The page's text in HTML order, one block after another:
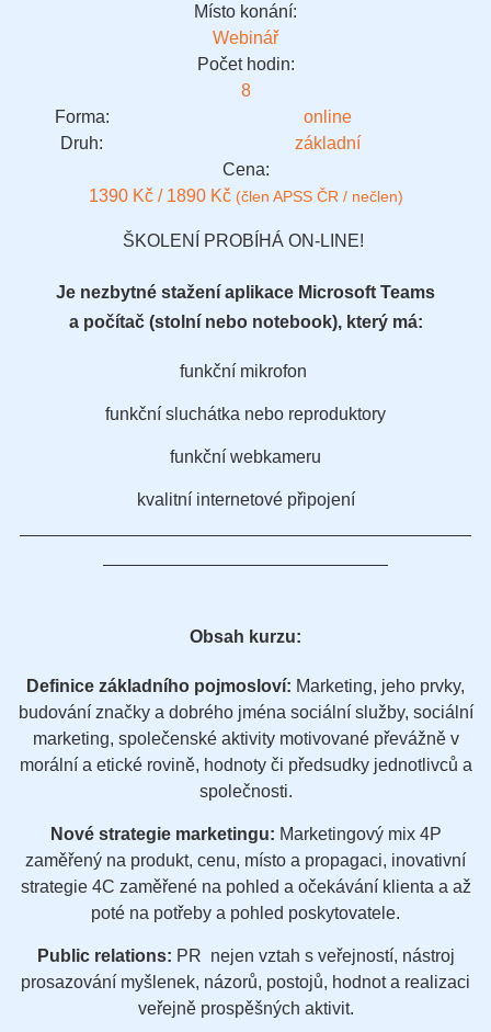
Místo konání:
Webinář
Počet hodin:
8
Forma:
online
Druh:
základní
Cena:
1390 Kč / 1890 Kč (člen APSS ČR / nečlen)
ŠKOLENÍ PROBÍHÁ ON-LINE!
Je nezbytné stažení aplikace Microsoft Teams
a počítač (stolní nebo notebook), který má:
funkční mikrofon
funkční sluchátka nebo reproduktory
funkční webkameru
kvalitní internetové připojení
Obsah kurzu:
Definice základního pojmosloví: Marketing, jeho prvky,
budování značky a dobrého jména sociální služby, sociální
marketing, společenské aktivity motivované převážně v
morální a etické rovině, hodnoty či předsudky jednotlivců a
společnosti.
Nové strategie marketingu: Marketingový mix 4P
zaměřený na produkt, cenu, místo a propagaci, inovativní
strategie 4C zaměřené na pohled a očekávání klienta a až
poté na potřeby a pohled poskytovatele.
Public relations: PR nejen vztah s veřejností, nástroj
prosazování myšlenek, názorů, postojů, hodnot a realizaci
veřejně prospěšných aktivit.